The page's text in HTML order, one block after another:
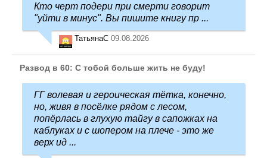
Кто черт подери при смерти говорит
"уйти в минус". Вы пишите книгу пр ...
ТатьянаC 09.08.2026
Развод в 60: С тобой больше жить не буду!
ГГ волевая и героическая тётка, конечно,
но, живя в посёлке рядом с лесом,
попёрлась в глухую тайгу в сапожках на
каблуках и с шопером на плече - это же
верх ид ...